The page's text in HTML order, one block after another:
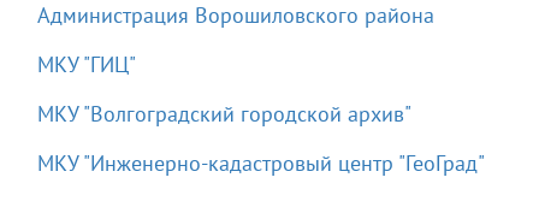
Администрация Ворошиловского района
МКУ "ГИЦ"
МКУ "Волгоградский городской архив"
МКУ "Инженерно-кадастровый центр "ГеоГрад"